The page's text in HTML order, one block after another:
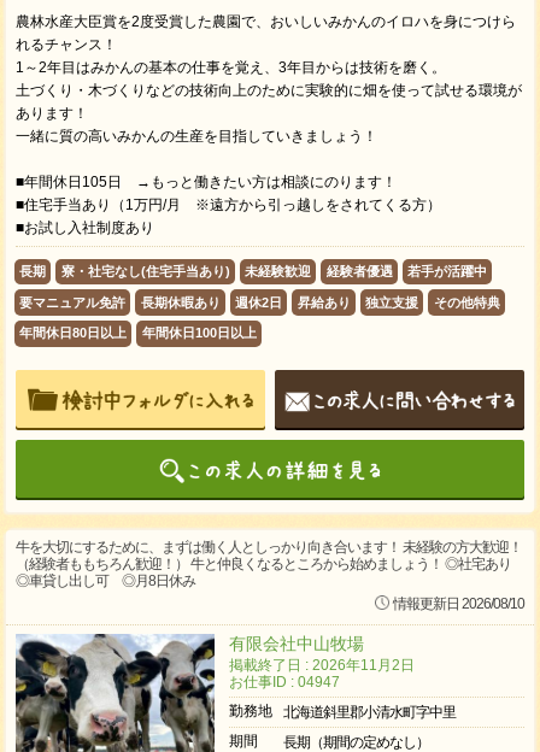
農林水産大臣賞を2度受賞した農園で、おいしいみかんのイロハを身につけら
れるチャンス！
1～2年目はみかんの基本の仕事を覚え、3年目からは技術を磨く。
土づくり・木づくりなどの技術向上のために実験的に畑を使って試せる環境が
あります！
一緒に質の高いみかんの生産を目指していきましょう！
■年間休日105日 →もっと働きたい方は相談にのります！
■住宅手当あり（1万円/月 ※遠方から引っ越しをされてくる方）
■お試し入社制度あり
長期 寮・社宅なし(住宅手当あり) 未経験歓迎 経験者優遇 若手が活躍中
要マニュアル免許 長期休暇あり 週休2日 昇給あり 独立支援 その他特典
年間休日80日以上 年間休日100日以上
牛を大切にするために、まずは働く人としっかり向き合います！ 未経験の方大歓迎！
（経験者ももちろん歓迎！） 牛と仲良くなるところから始めましょう！ ◎社宅あり
◎車貸し出し可 ◎月8日休み
情報更新日 2026/08/10
有限会社中山牧場
掲載終了日 : 2026年11月2日
お仕事ID : 04947
勤務地
北海道斜里郡小清水町字中里
期間
長期（期間の定めなし）